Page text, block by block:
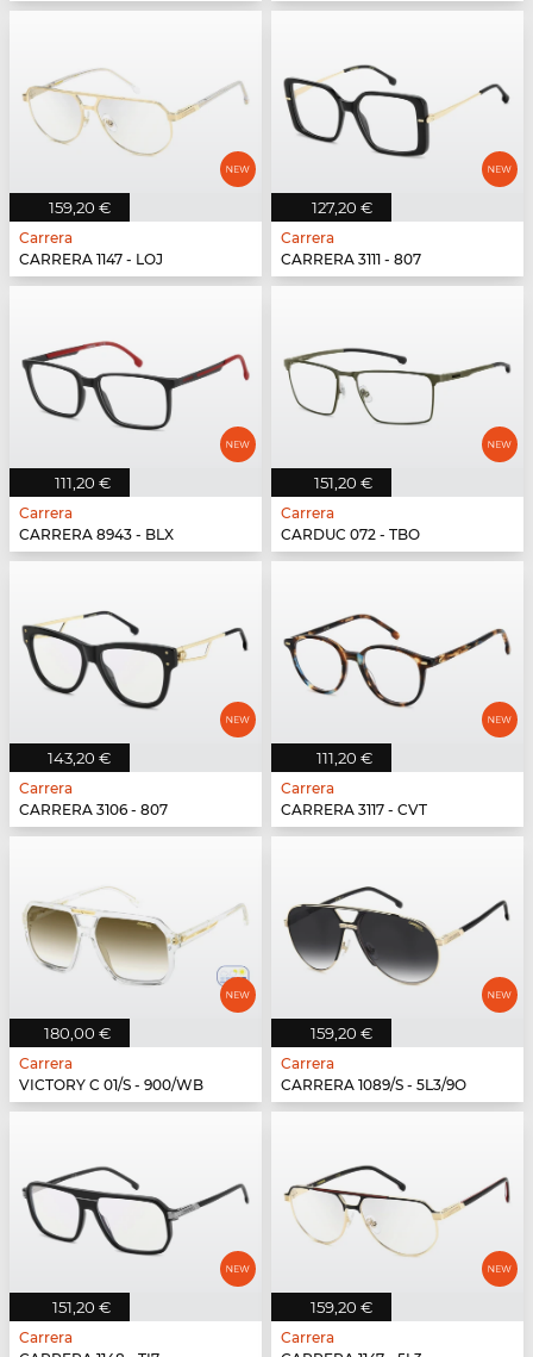
159,20 €
Carrera
CARRERA 1147 - LOJ
127,20 €
Carrera
CARRERA 3111 - 807
111,20 €
Carrera
CARRERA 8943 - BLX
151,20 €
Carrera
CARDUC 072 - TBO
143,20 €
Carrera
CARRERA 3106 - 807
111,20 €
Carrera
CARRERA 3117 - CVT
180,00 €
Carrera
VICTORY C 01/S - 900/WB
159,20 €
Carrera
CARRERA 1089/S - 5L3/9O
151,20 €
Carrera
159,20 €
Carrera